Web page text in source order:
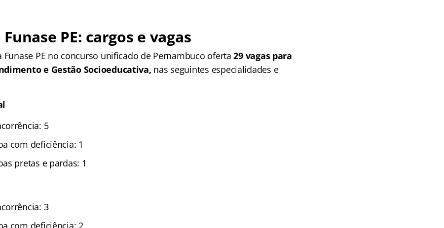
PE: cargos e vagas
Funase PE no concurso unificado de Pernambuco oferta29 vagas para
e Gestão Socioeducativa, nas seguintes especialidades e
5
com deficiência: 1
pretas e pardas: 1
3
com deficiência: 2